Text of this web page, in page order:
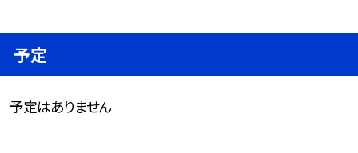
予定
予定はありません